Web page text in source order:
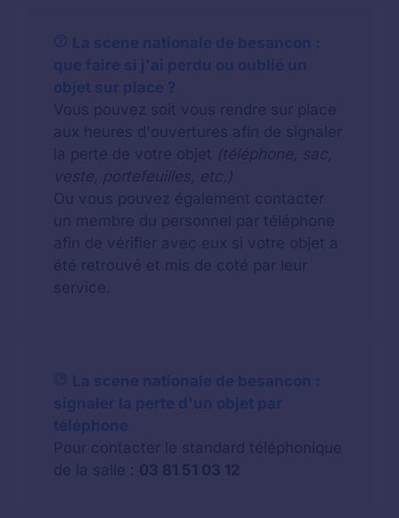
La scene nationale de besancon :
que faire si j'ai perdu ou oublié un
objet sur place ?
Vous pouvez soit vous rendre sur place
aux heures d'ouvertures afin de signaler
la perte de votre objet (téléphone, sac,
veste, portefeuilles, etc.)
Ou vous pouvez également contacter
un membre du personnel par téléphone
afin de vérifier avec eux si votre objet a
été retrouvé et mis de coté par leur
service.